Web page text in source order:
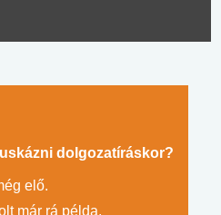
dolgozatíráskor?
elő.
már rá példa.